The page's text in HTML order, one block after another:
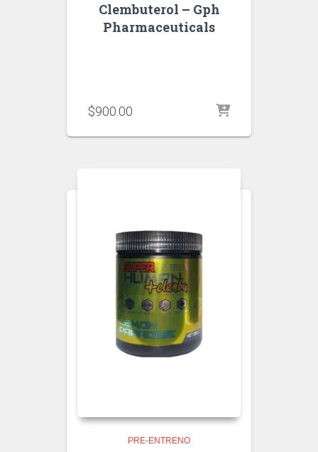
Clembuterol – Gph
Pharmaceuticals
$900.00
PRE-ENTRENO